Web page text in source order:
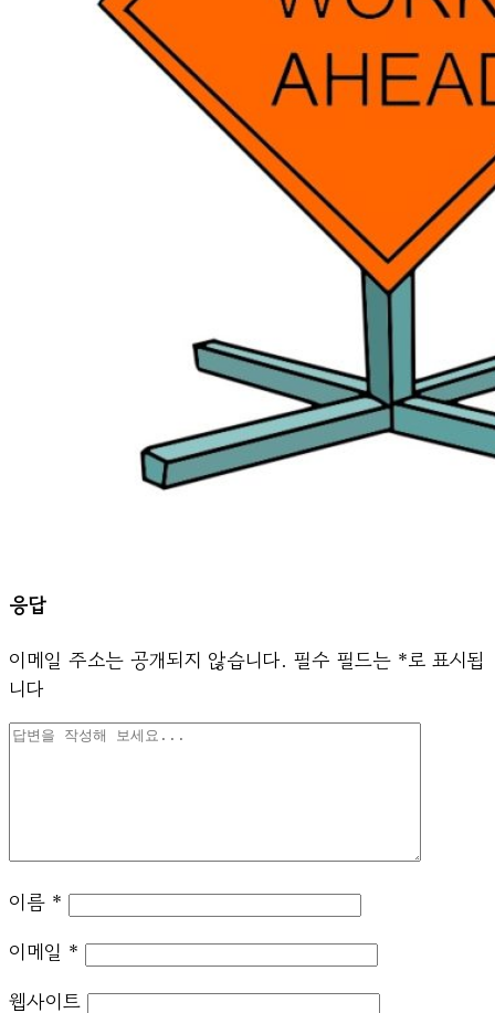
응답
이메일 주소는 공개되지 않습니다. 필수 필드는 *로 표시됩
니다
이름 *
이메일 *
웹사이트